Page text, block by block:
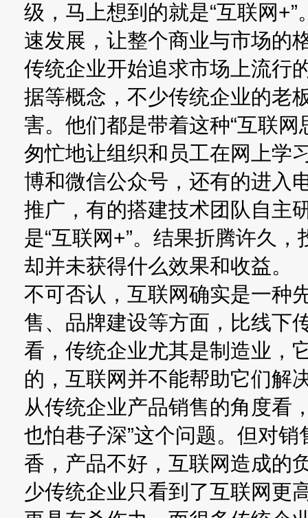
级，马上想到的就是“互联网
速发展，让整个商业与市场的
传统企业开始追求市场上流行
据等概念，不少传统企业的老
害。他们都是带着这种“互联
匆忙地让组织和员工在网上学
博和微信公众号，还有的进入
推广，有的搭建技术团队自
是“互联网+”。结果折腾许久
却并未获得什么效果和收益。
不可否认，互联网确实是一种
售、品牌建设等方面，比线下
看，传统企业尤其是制造业，
的，互联网并不能帮助它们解
从传统企业产品销售的角度看
也怕巷子深”这个问题。但对销
香，产品不好，互联网造成的
少传统企业只看到了互联网更